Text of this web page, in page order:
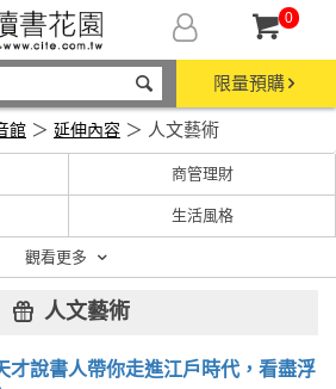
0
限量預購
館 ＞ 延伸內容 ＞ 人文藝術
商管理財
生活風格
觀看更多
人文藝術
才說書人帶你走進江戶時代，看盡浮